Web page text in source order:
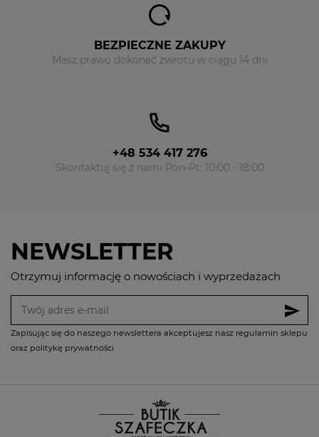
BEZPIECZNE ZAKUPY
Masz prawo dokonać zwrotu w ciągu 14 dni
+48 534 417 276
Skontaktuj się z nami Pon-Pt: 10:00 - 18:00
NEWSLETTER
Otrzymuj informację o nowościach i wyprzedażach
send
Zapisując się do naszego newslettera akceptujesz nasz regulamin sklepu
oraz politykę prywatności